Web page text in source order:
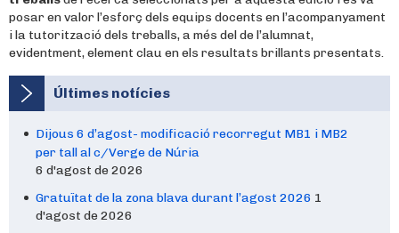
posar en valor l’esforç dels equips docents en l’acompanyament
i la tutorització dels treballs, a més del de l’alumnat,
evidentment, element clau en els resultats brillants presentats.
Últimes notícies
Dijous 6 d’agost- modificació recorregut MB1 i MB2
per tall al c/Verge de Núria
6 d'agost de 2026
Gratuïtat de la zona blava durant l’agost 2026 1
d'agost de 2026